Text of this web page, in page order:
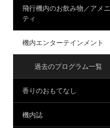
飛行機内のお飲み物／アメニ
ティ
機内エンターテインメント
過去のプログラム一覧
香りのおもてなし
機内誌